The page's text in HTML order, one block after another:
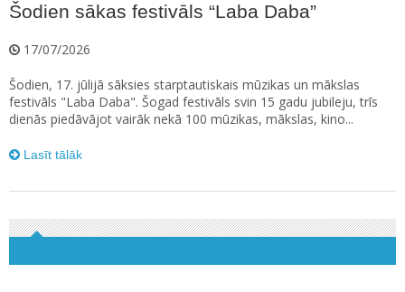
Šodien sākas festivāls “Laba Daba”
17/07/2026
Šodien, 17. jūlijā sāksies starptautiskais mūzikas un mākslas
festivāls "Laba Daba". Šogad festivāls svin 15 gadu jubileju, trīs
dienās piedāvājot vairāk nekā 100 mūzikas, mākslas, kino...
Lasīt tālāk